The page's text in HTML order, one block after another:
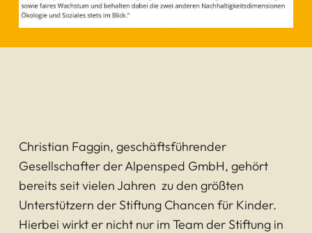
Christian Faggin, geschäftsführender
Gesellschafter der Alpensped GmbH, gehört
bereits seit vielen Jahren zu den größten
Unterstützern der Stiftung Chancen für Kinder.
Hierbei wirkt er nicht nur im Team der Stiftung in